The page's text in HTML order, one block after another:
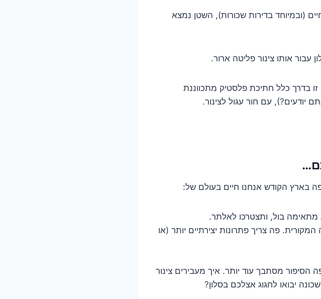
(ובמיוחד בדירות שכורות), השטן נמצא
אותו צינור פליטה ארור.
בדרך כלל חתיכת פלסטיק מתכווננת
יודעים?), עם חור עגול לצינור.
בארץ הקודש אנחנו חיים בעולם של:
בול, ותצטרכו לאלתר.
פה צריך פתרונות יצירתיים יותר (או
פה הסיפור מסתבך עוד יותר. איך מעבירים צינור
יבואו לחגוג אצלכם בסלון?